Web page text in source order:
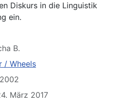
Diskurs in die Linguistik
ein.
B.
/ Wheels
März 2017